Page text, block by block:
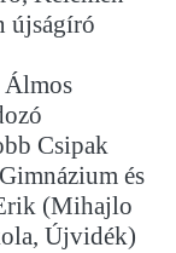
újságíró
Álmos
Csipak
és
(Mihajlo
Újvidék)